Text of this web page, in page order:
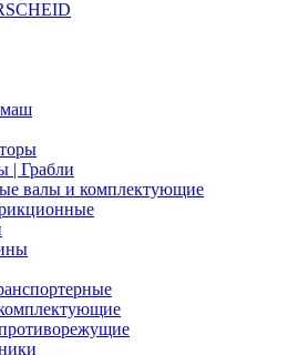
| Грабли
валы и комплектующие